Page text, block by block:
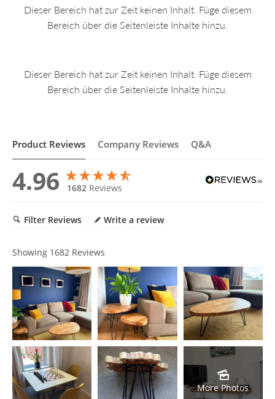
Dieser Bereich hat zur Zeit keinen Inhalt. Füge diesem
Bereich über die Seitenleiste Inhalte hinzu.
Dieser Bereich hat zur Zeit keinen Inhalt. Füge diesem
Bereich über die Seitenleiste Inhalte hinzu.
Product Reviews Company Reviews Q&A
4.96 1682 Reviews
Filter Reviews Write a review
Showing 1682 Reviews
More Photos